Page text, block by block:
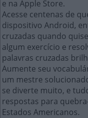
e na Apple Store.
Acesse centenas de
dispositivo Android,
cruzadas quando
algum exercício e
palavras cruzadas
Aumente seu
um mestre
se diverte muito, e
respostas para
Estados Americanos.